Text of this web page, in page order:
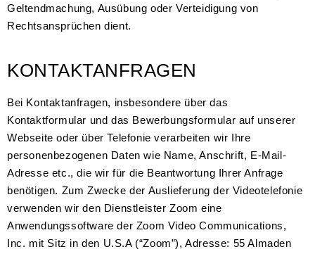
Geltendmachung, Ausübung oder Verteidigung von
Rechtsansprüchen dient.
KONTAKTANFRAGEN
Bei Kontaktanfragen, insbesondere über das
Kontaktformular und das Bewerbungsformular auf unserer
Webseite oder über Telefonie verarbeiten wir Ihre
personenbezogenen Daten wie Name, Anschrift, E-Mail-
Adresse etc., die wir für die Beantwortung Ihrer Anfrage
benötigen. Zum Zwecke der Auslieferung der Videotelefonie
verwenden wir den Dienstleister Zoom eine
Anwendungssoftware der Zoom Video Communications,
Inc. mit Sitz in den U.S.A (“Zoom”), Adresse: 55 Almaden